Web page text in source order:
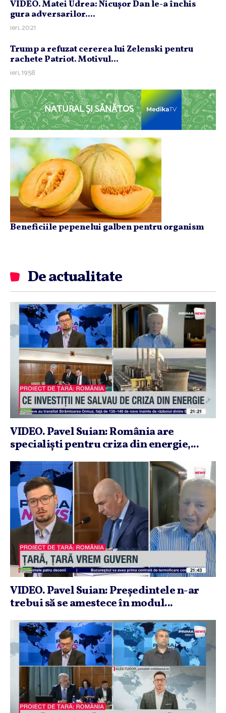
VIDEO. Matei Udrea: Nicuşor Dan le-a închis
gura adversarilor....
ieri, 20:21
Trump a refuzat cererea lui Zelenski pentru
rachete Patriot. Motivul...
ieri, 19:58
NATURAL ȘI SĂNĂTOS
Beneficiile pepenelui galben pentru organism
De actualitate
VIDEO. Pavel Suian: România are
specialişti pentru criza din energie,...
VIDEO. Pavel Suian: Preşedintele n-ar
trebui să se amestece în modul...